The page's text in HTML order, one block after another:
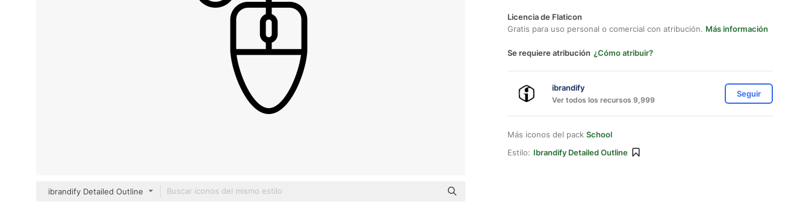
ibrandify Detailed Outline
Licencia de Flaticon
Gratis para uso personal o comercial con atribución. Más información
Se requiere atribución ¿Cómo atribuir?
ibrandify
Ver todos los recursos 9,999
Seguir
Más iconos del pack School
Estilo: Ibrandify Detailed Outline